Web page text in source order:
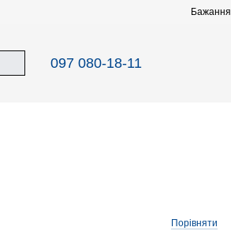
Бажання
097 080-18-11
Порівняти